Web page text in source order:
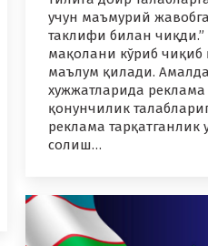
учун маъмурий
таклифи билан чиқди.”
мақолани кўриб чиқиб
маълум қилади.
хужжатларида реклама
қонунчилик
реклама тарқатганлик
солиш…